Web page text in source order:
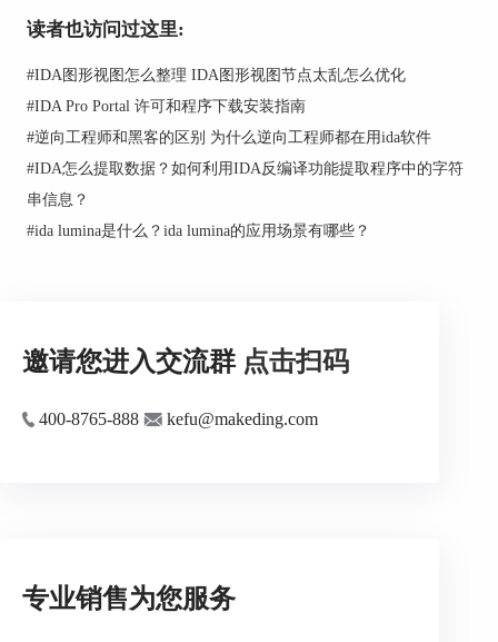
读者也访问过这里:
#IDA图形视图怎么整理 IDA图形视图节点太乱怎么优化
#IDA Pro Portal 许可和程序下载安装指南
#逆向工程师和黑客的区别 为什么逆向工程师都在用ida软件
#IDA怎么提取数据？如何利用IDA反编译功能提取程序中的字符
串信息？
#ida lumina是什么？ida lumina的应用场景有哪些？
邀请您进入交流群 点击扫码
400-8765-888 kefu@makeding.com
专业销售为您服务